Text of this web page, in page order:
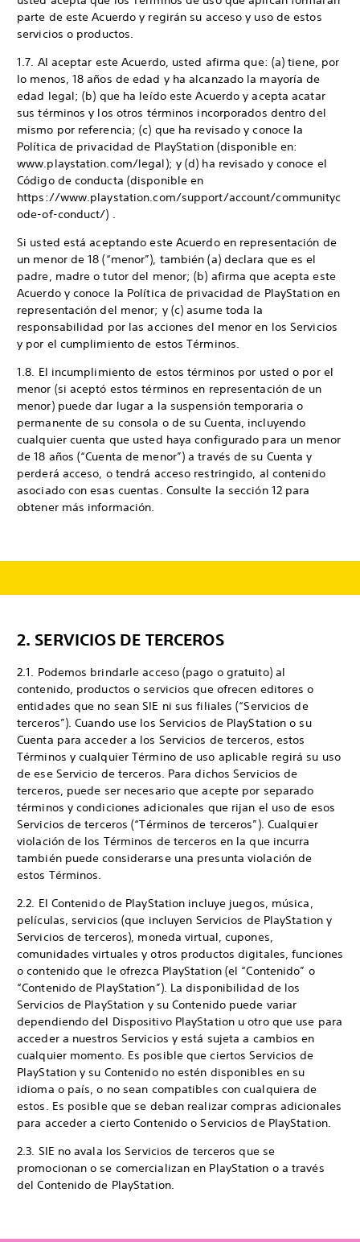
parte de este Acuerdo y regirán su acceso y uso de estos
servicios o productos.
1.7. Al aceptar este Acuerdo, usted afirma que: (a) tiene, por
lo menos, 18 años de edad y ha alcanzado la mayoría de
edad legal; (b) que ha leído este Acuerdo y acepta acatar
sus términos y los otros términos incorporados dentro del
mismo por referencia; (c) que ha revisado y conoce la
Política de privacidad de PlayStation (disponible en:
www.playstation.com/legal); y (d) ha revisado y conoce el
Código de conducta (disponible en
https://www.playstation.com/support/account/communityc
ode-of-conduct/) .
Si usted está aceptando este Acuerdo en representación de
un menor de 18 (“menor”), también (a) declara que es el
padre, madre o tutor del menor; (b) afirma que acepta este
Acuerdo y conoce la Política de privacidad de PlayStation en
representación del menor; y (c) asume toda la
responsabilidad por las acciones del menor en los Servicios
y por el cumplimiento de estos Términos.
1.8. El incumplimiento de estos términos por usted o por el
menor (si aceptó estos términos en representación de un
menor) puede dar lugar a la suspensión temporaria o
permanente de su consola o de su Cuenta, incluyendo
cualquier cuenta que usted haya configurado para un menor
de 18 años (“Cuenta de menor”) a través de su Cuenta y
perderá acceso, o tendrá acceso restringido, al contenido
asociado con esas cuentas. Consulte la sección 12 para
obtener más información.
2. SERVICIOS DE TERCEROS
2.1. Podemos brindarle acceso (pago o gratuito) al
contenido, productos o servicios que ofrecen editores o
entidades que no sean SIE ni sus filiales (“Servicios de
terceros”). Cuando use los Servicios de PlayStation o su
Cuenta para acceder a los Servicios de terceros, estos
Términos y cualquier Término de uso aplicable regirá su uso
de ese Servicio de terceros. Para dichos Servicios de
terceros, puede ser necesario que acepte por separado
términos y condiciones adicionales que rijan el uso de esos
Servicios de terceros (“Términos de terceros”). Cualquier
violación de los Términos de terceros en la que incurra
también puede considerarse una presunta violación de
estos Términos.
2.2. El Contenido de PlayStation incluye juegos, música,
películas, servicios (que incluyen Servicios de PlayStation y
Servicios de terceros), moneda virtual, cupones,
comunidades virtuales y otros productos digitales, funciones
o contenido que le ofrezca PlayStation (el “Contenido” o
“Contenido de PlayStation”). La disponibilidad de los
Servicios de PlayStation y su Contenido puede variar
dependiendo del Dispositivo PlayStation u otro que use para
acceder a nuestros Servicios y está sujeta a cambios en
cualquier momento. Es posible que ciertos Servicios de
PlayStation y su Contenido no estén disponibles en su
idioma o país, o no sean compatibles con cualquiera de
estos. Es posible que se deban realizar compras adicionales
para acceder a cierto Contenido o Servicios de PlayStation.
2.3. SIE no avala los Servicios de terceros que se
promocionan o se comercializan en PlayStation o a través
del Contenido de PlayStation.